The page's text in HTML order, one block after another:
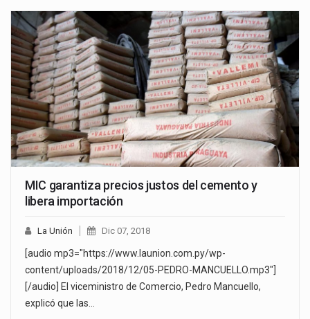
MIC garantiza precios justos del cemento y
libera importación
La Unión Dic 07, 2018
[audio mp3="https://www.launion.com.py/wp-
content/uploads/2018/12/05-PEDRO-MANCUELLO.mp3"]
[/audio] El viceministro de Comercio, Pedro Mancuello,
explicó que las…